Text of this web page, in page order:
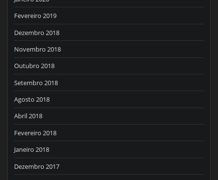
Fevereiro 2019
Dezembro 2018
Novembro 2018
Outubro 2018
Setembro 2018
Agosto 2018
Abril 2018
Fevereiro 2018
Janeiro 2018
Dezembro 2017